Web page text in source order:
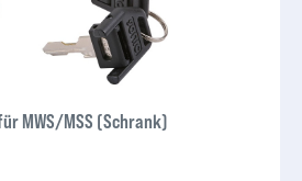
MWS/MSS (Schrank)